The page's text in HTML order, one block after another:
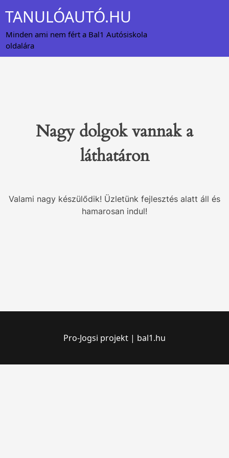
content
TANULÓAUTÓ.HU
Minden ami nem fért a Bal1 Autósiskola
oldalára
Nagy dolgok vannak a
láthatáron
Valami nagy készülődik! Üzletünk fejlesztés alatt áll és
hamarosan indul!
Pro-Jogsi projekt | bal1.hu